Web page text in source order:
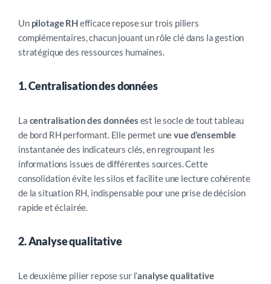
Un pilotage RHefficace repose sur trois piliers
complémentaires, chacun jouant un rôle clé dans la gestion
stratégique des ressources humaines.
1. Centralisation des données
La centralisation des données est le socle de tout tableau
de bord RH performant. Elle permet unevue d’ensemble
instantanée des indicateurs clés, en regroupant les
informations issues de différentes sources. Cette
consolidation évite les silos et facilite une lecture cohérente
de la situation RH, indispensable pour une prise de décision
rapide et éclairée.
2. Analyse qualitative
Le deuxième pilier repose sur l’analyse qualitative